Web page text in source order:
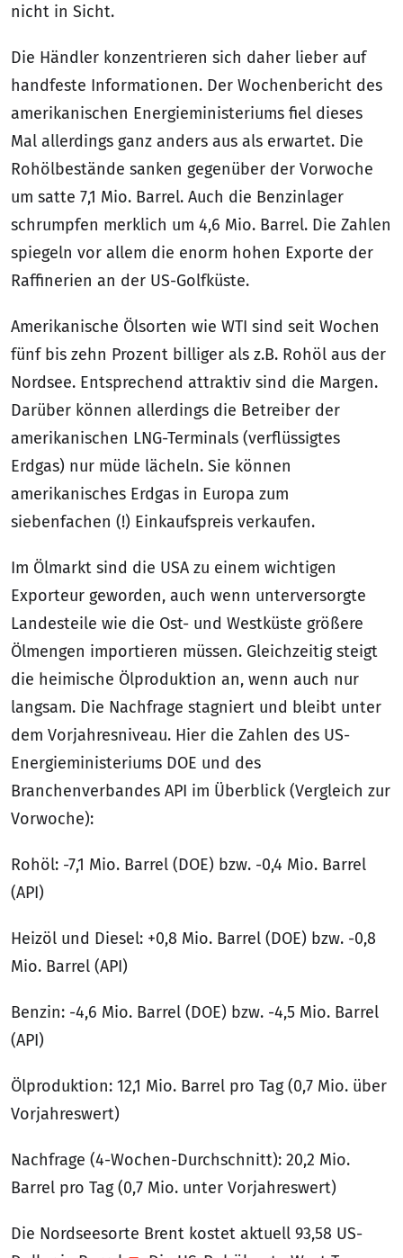
nicht in Sicht.
Die Händler konzentrieren sich daher lieber auf
handfeste Informationen. Der Wochenbericht des
amerikanischen Energieministeriums fiel dieses
Mal allerdings ganz anders aus als erwartet. Die
Rohölbestände sanken gegenüber der Vorwoche
um satte 7,1 Mio. Barrel. Auch die Benzinlager
schrumpfen merklich um 4,6 Mio. Barrel. Die Zahlen
spiegeln vor allem die enorm hohen Exporte der
Raffinerien an der US-Golfküste.
Amerikanische Ölsorten wie WTI sind seit Wochen
fünf bis zehn Prozent billiger als z.B. Rohöl aus der
Nordsee. Entsprechend attraktiv sind die Margen.
Darüber können allerdings die Betreiber der
amerikanischen LNG-Terminals (verflüssigtes
Erdgas) nur müde lächeln. Sie können
amerikanisches Erdgas in Europa zum
siebenfachen (!) Einkaufspreis verkaufen.
Im Ölmarkt sind die USA zu einem wichtigen
Exporteur geworden, auch wenn unterversorgte
Landesteile wie die Ost- und Westküste größere
Ölmengen importieren müssen. Gleichzeitig steigt
die heimische Ölproduktion an, wenn auch nur
langsam. Die Nachfrage stagniert und bleibt unter
dem Vorjahresniveau. Hier die Zahlen des US-
Energieministeriums DOE und des
Branchenverbandes API im Überblick (Vergleich zur
Vorwoche):
Rohöl: -7,1 Mio. Barrel (DOE) bzw. -0,4 Mio. Barrel
(API)
Heizöl und Diesel: +0,8 Mio. Barrel (DOE) bzw. -0,8
Mio. Barrel (API)
Benzin: -4,6 Mio. Barrel (DOE) bzw. -4,5 Mio. Barrel
(API)
Ölproduktion: 12,1 Mio. Barrel pro Tag (0,7 Mio. über
Vorjahreswert)
Nachfrage (4-Wochen-Durchschnitt): 20,2 Mio.
Barrel pro Tag (0,7 Mio. unter Vorjahreswert)
Die Nordseesorte Brent kostet aktuell 93,58 US-